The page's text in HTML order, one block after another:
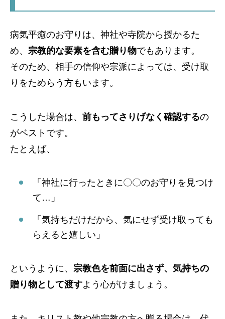
病気平癒のお守りは、神社や寺院から授かるた
め、 宗教的な要素を含む贈り物でもあります。
そのため、相手の信仰や宗派によっては、受け取
りをためらう方もいます。
こうした場合は、 前もってさりげなく確認するの
がベストです。
たとえば、
「神社に行ったときに〇〇のお守りを見つけ
て…」
「気持ちだけだから、気にせず受け取っても
らえると嬉しい」
というように、 宗教色を前面に出さず、気持ちの
贈り物として渡すよう心がけましょう。